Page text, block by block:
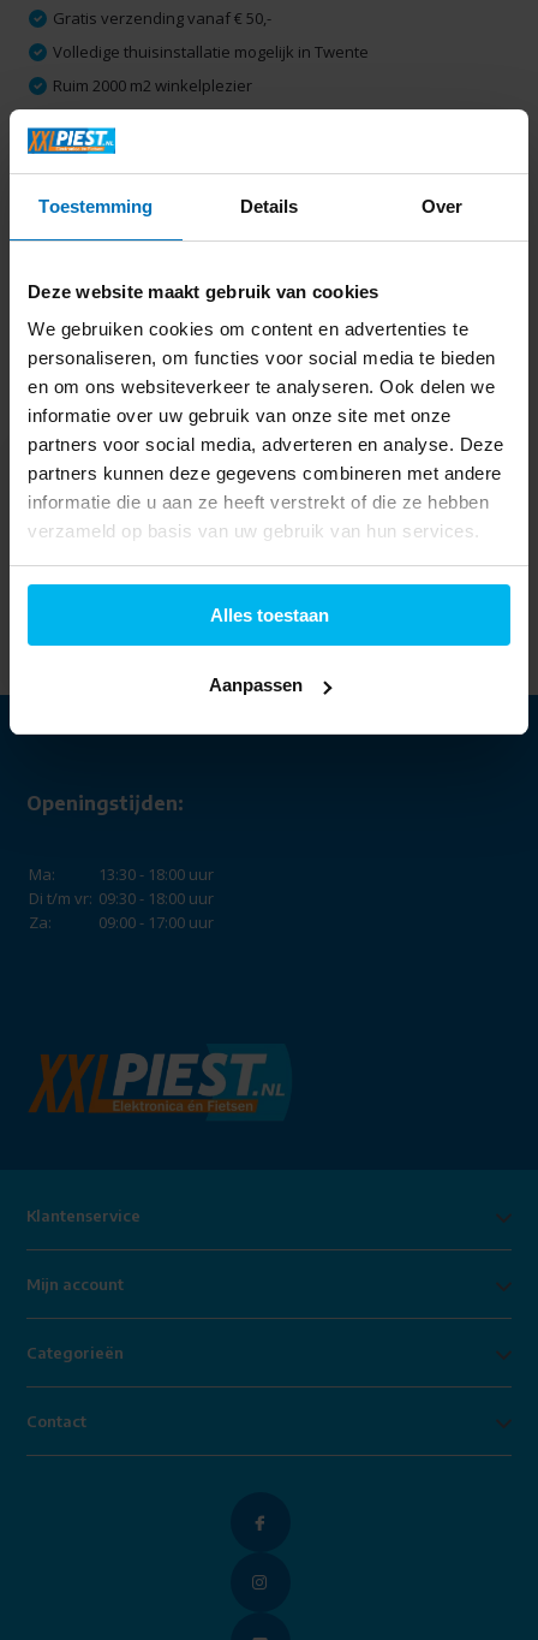
Toestemming Details Over
Deze website maakt gebruik van cookies
We gebruiken cookies om content en advertenties te
personaliseren, om functies voor social media te bieden
en om ons websiteverkeer te analyseren. Ook delen we
informatie over uw gebruik van onze site met onze
partners voor social media, adverteren en analyse. Deze
partners kunnen deze gegevens combineren met andere
informatie die u aan ze heeft verstrekt of die ze hebben
verzameld op basis van uw gebruik van hun services.
Alles toestaan
Aanpassen
Gratis verzending vanaf € 50,-
Volledige thuisinstallatie mogelijk in Twente
Ruim 2000 m2 winkelplezier
Delen
Laatst bekeken
Just in Case Apple
iPhone 15 Soft TPU
9,99
Openingstijden:
Ma:
13:30 - 18:00 uur
Di t/m vr: 09:30 - 18:00 uur
Za:
09:00 - 17:00 uur
Klantenservice
Mijn account
Categorieën
Contact